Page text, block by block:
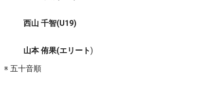
西山 千智(U19)
山本 侑果(エリート)
※ 五十音順